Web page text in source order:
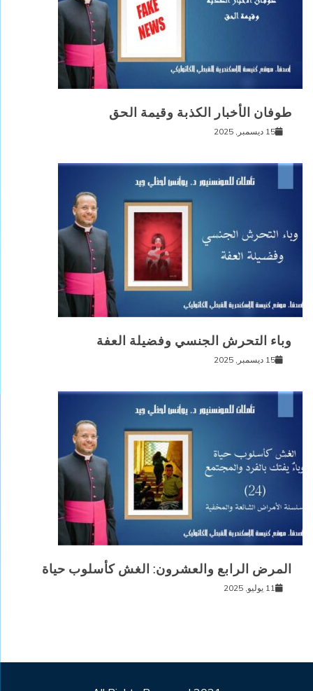
طوفان الأخبار الكذبة وقيمة الحق
15 ديسمبر, 2025
وباء التحرش الجنسي وفضيلة العفة
15 ديسمبر, 2025
المرض الرابع والعشرون: الغش كأسلوب حياة
11 يوليو, 2025